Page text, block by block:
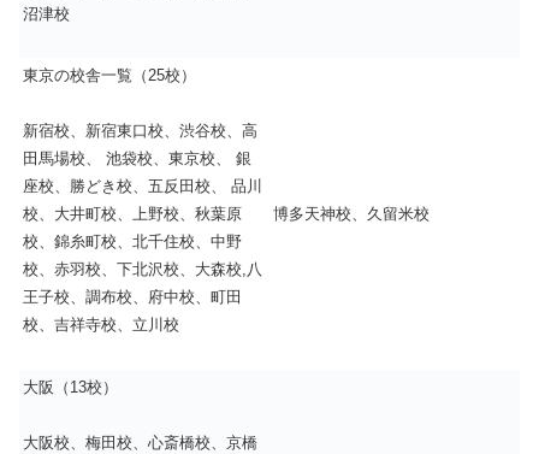
沼津校
東京の校舎一覧（25校）
新宿校、新宿東口校、渋谷校、高
田馬場校、 池袋校、東京校、 銀
座校、勝どき校、五反田校、 品川
校、大井町校、上野校、秋葉原
校、錦糸町校、北千住校、中野
校、赤羽校、下北沢校、大森校,八
王子校、調布校、府中校、町田
校、吉祥寺校、立川校
博多天神校、久留米校
大阪（13校）
大阪校、梅田校、心斎橋校、京橋